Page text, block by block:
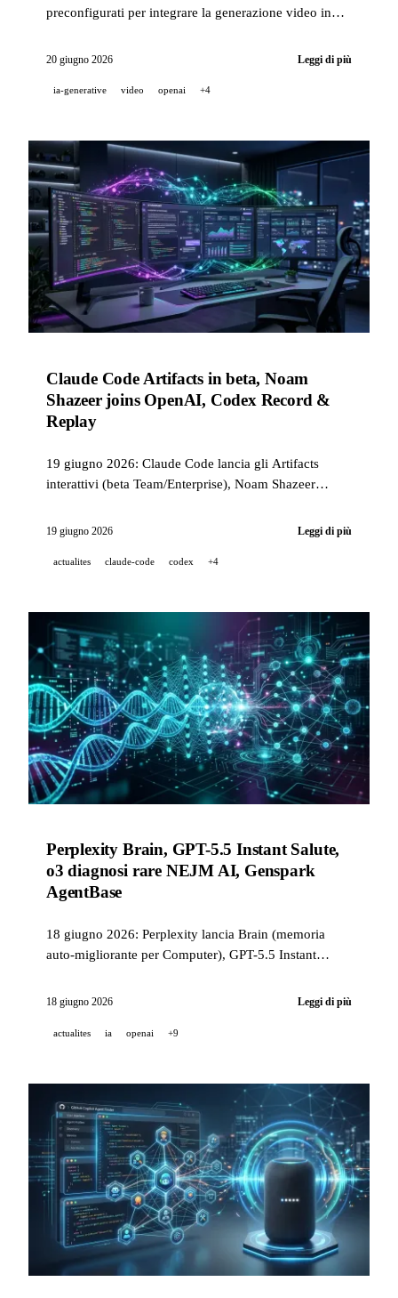
preconfigurati per integrare la generazione video in
pubblica LifeSciBench (750 task PhD) e presenta GPT-
distribuisce 200 USD di crediti questo weekend.
20 giugno 2026 Leggi di più
ia-generative video openai +4
Claude Code Artifacts in beta, Noam
Shazeer joins OpenAI, Codex Record &
Replay
19 giugno 2026: Claude Code lancia gli Artifacts
interattivi (beta Team/Enterprise), Noam Shazeer
Record & Replay automatizza i workflow tramite
scanner a ultrasuoni.
19 giugno 2026 Leggi di più
actualites claude-code codex +4
Perplexity Brain, GPT-5.5 Instant Salute,
o3 diagnosi rare NEJM AI, Genspark
AgentBase
18 giugno 2026: Perplexity lancia Brain (memoria
auto-migliorante per Computer), GPT-5.5 Instant
utenti gratuiti, o3 contribuisce a 18 diagnosi
in preview.
18 giugno 2026 Leggi di più
actualites ia openai +9